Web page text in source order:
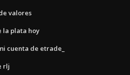
valores
la plata hoy
cuenta de etrade_
rlj